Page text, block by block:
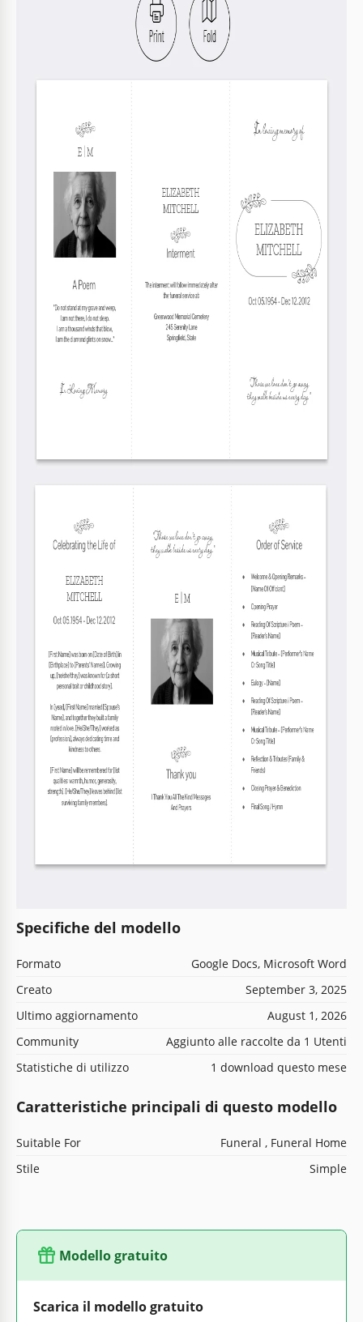
Specifiche del modello
Formato
Google Docs, Microsoft Word
Creato
September 3, 2025
Ultimo aggiornamento
August 1, 2026
Community
Aggiunto alle raccolte da 1 Utenti
Statistiche di utilizzo
1 download questo mese
Caratteristiche principali di questo modello
Suitable For
Funeral , Funeral Home
Stile
Simple
Modello gratuito
Scarica il modello gratuito